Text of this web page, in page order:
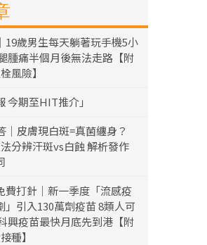
19歲男生每天躺著玩手機5小
腫痛半個月後無法走路【附
風險】
今期至HIT推介」
｜皮膚現白斑=真菌纏身？
分辨汗斑vs白蝕 解析發作
費打針｜新一季度「流感疫
」引入130萬劑疫苗 8類人可
興疫苗最快月底先到港【附
種】